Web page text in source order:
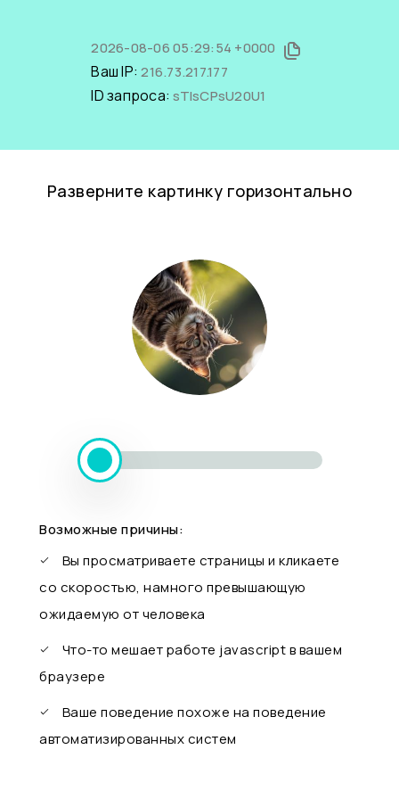
2026-08-06 05:29:54 +0000
Ваш IP:216.73.217.177
ID запроса:sTIsCPsU20U1
Разверните картинку горизонтально
Возможные причины:
Вы просматриваете страницы и кликаете
со скоростью, намного превышающую
ожидаемую от человека
Что-то мешает работе javascript в вашем
браузере
Ваше поведение похоже на поведение
автоматизированных систем